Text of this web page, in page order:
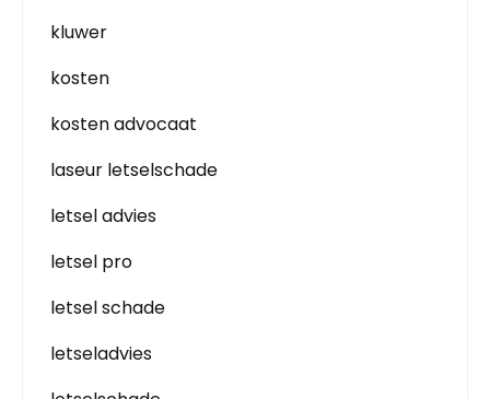
kluwer
kosten
kosten advocaat
laseur letselschade
letsel advies
letsel pro
letsel schade
letseladvies